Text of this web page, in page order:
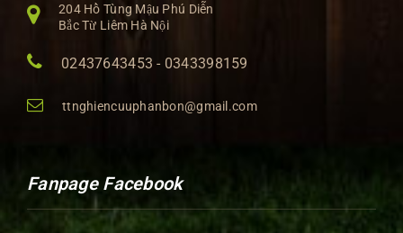
204 Hồ Tùng Mậu Phú Diễn
Bắc Từ Liêm Hà Nội
02437643453 - 0343398159
ttnghiencuuphanbon@gmail.com
Fanpage Facebook